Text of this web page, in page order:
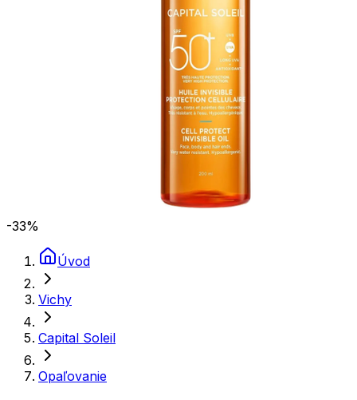
-33%
Úvod
Vichy
Capital Soleil
Opaľovanie